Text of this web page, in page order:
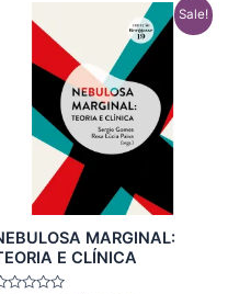
Sale!
MARGINAL:
E CLÍNICA
original
era:
R$ 120,00.
O
preço
atual
é:
R$ 29,90.